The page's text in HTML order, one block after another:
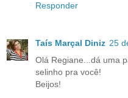
Responder
Taís Marçal Diniz 25
Olá Regiane...dá uma
selinho pra você!
Beijos!